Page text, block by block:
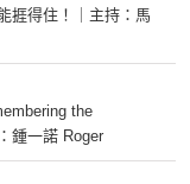
捱得住！｜主持：馬
the
鍾一諾 Roger